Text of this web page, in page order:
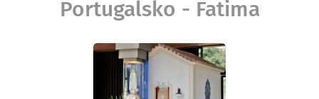
Portugalsko - Fatima